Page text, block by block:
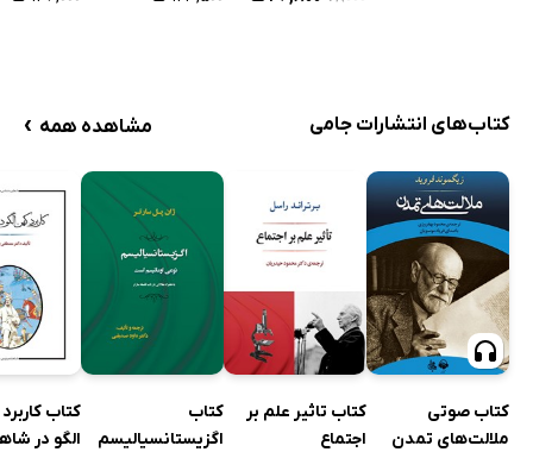
کتاب‌های انتشارات جامی مشاهده همه ›
کتاب صوتی
ملالت‌های تمدن
کتاب تاثیر علم بر
اجتماع
کتاب
اگزیستانسیالیسم
کتاب
الگو در